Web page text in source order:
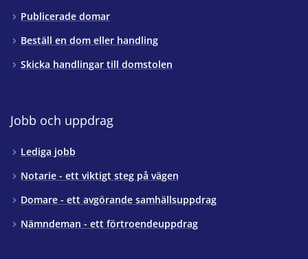
Publicerade domar
Beställ en dom eller handling
Skicka handlingar till domstolen
Jobb och uppdrag
Lediga jobb
Notarie - ett viktigt steg på vägen
Domare - ett avgörande samhällsuppdrag
Nämndeman - ett förtroendeuppdrag